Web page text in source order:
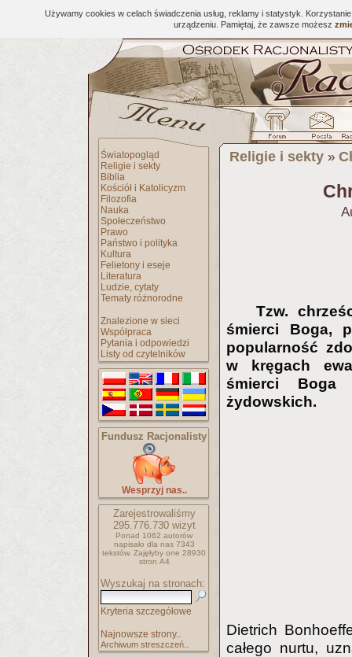
Używamy cookies w celach świadczenia usług, reklamy i statystyk.
urządzeniu. Pamiętaj, że zawsze możesz
Światopogląd
Religie i sekty
Biblia
Kościół i Katolicyzm
Filozofia
Nauka
Społeczeństwo
Prawo
Państwo i polityka
Kultura
Felietony i eseje
Literatura
Ludzie, cytaty
Tematy różnorodne
Znalezione w sieci
Współpraca
Pytania i odpowiedzi
Listy od czytelników
Fundusz Racjonalisty
Wesprzyj nas..
Zarejestrowaliśmy
295.776.730wizyt
Ponad 1062 autorów
napisało dla nas 7343
tekstów. Zajęłyby one 28930
stron A4
Wyszukaj na stronach:
Kryteria szczegółowe
Najnowsze strony..
Archiwum streszczeń..
Religie i sekty »
Tzw.
śmierci Boga,
popularność
w kręgach
śmierci Boga
żydowskich.
Dietrich
całego nurtu,